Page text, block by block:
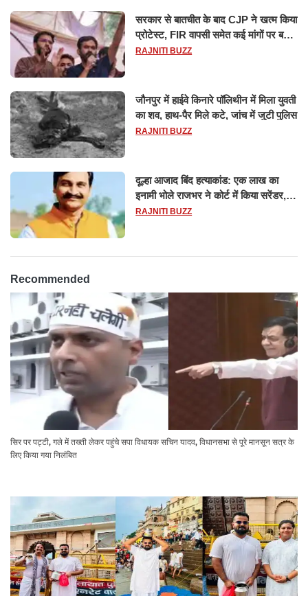
सरकार से बातचीत के बाद CJP ने खत्म किया
प्रोटेस्ट, FIR वापसी समेत कई मांगों पर बनी
सहमति
RAJNITI BUZZ
जौनपुर में हाईवे किनारे पॉलिथीन में मिला युवती
का शव, हाथ-पैर मिले कटे, जांच में जुटी पुलिस
RAJNITI BUZZ
दूल्हा आजाद बिंद हत्याकांड: एक लाख का
इनामी भोले राजभर ने कोर्ट में किया सरेंडर,
14 दिन के लिए भेजा गया जेल
RAJNITI BUZZ
Recommended
सिर पर पट्टी, गले में तख्ती लेकर पहुंचे सपा विधायक सचिन यादव, विधानसभा से पूरे मानसून सत्र के
लिए किया गया निलंबित